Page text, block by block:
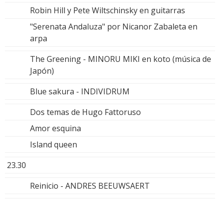
Robin Hill y Pete Wiltschinsky en guitarras
"Serenata Andaluza" por Nicanor Zabaleta en
arpa
The Greening - MINORU MIKI en koto (música de
Japón)
Blue sakura - INDIVIDRUM
Dos temas de Hugo Fattoruso
Amor esquina
Island queen
23.30
Reinicio - ANDRES BEEUWSAERT